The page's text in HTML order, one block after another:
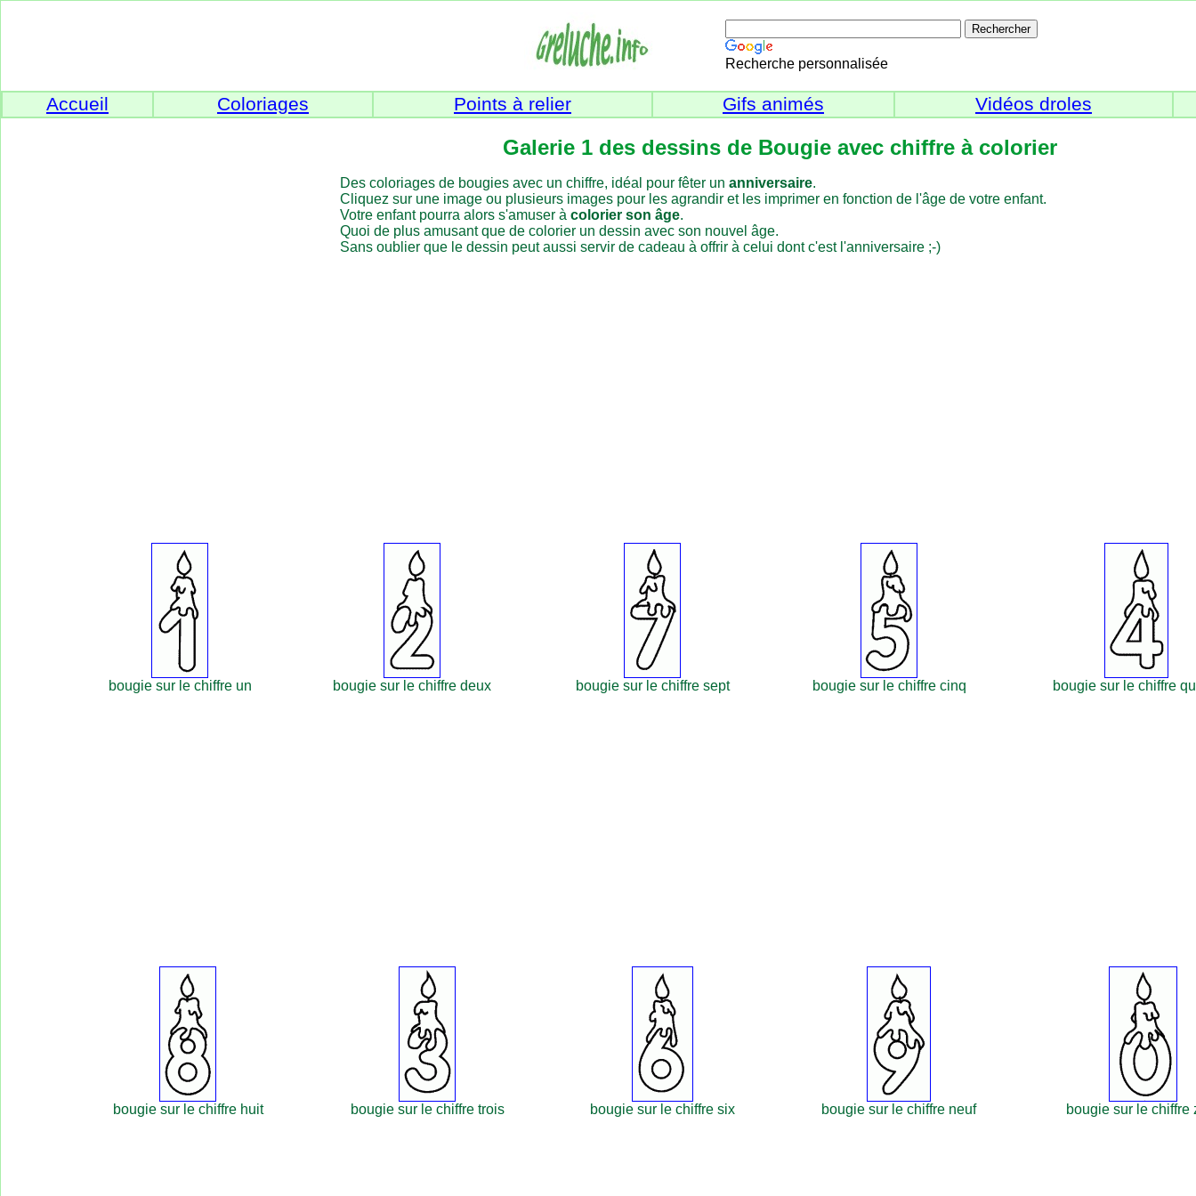
Recherche personnalisée
Accueil Coloriages Points à relier Gifs animés Vidéos droles
Galerie 1 des dessins de Bougie avec chiffre à colorier
Des coloriages de bougies avec un chiffre, idéal pour fêter un anniversaire.
Cliquez sur une image ou plusieurs images pour les agrandir et les imprimer en fonction de l'âge de votre enfant.
Votre enfant pourra alors s'amuser à colorier son âge.
Quoi de plus amusant que de colorier un dessin avec son nouvel âge.
Sans oublier que le dessin peut aussi servir de cadeau à offrir à celui dont c'est l'anniversaire ;-)
bougie sur le chiffre un bougie sur le chiffre deux bougie sur le chiffre sept bougie sur le chiffre cinq bougie sur le chiffre
bougie sur le chiffre huit bougie sur le chiffre trois bougie sur le chiffre six bougie sur le chiffre neuf bougie sur le chiffre